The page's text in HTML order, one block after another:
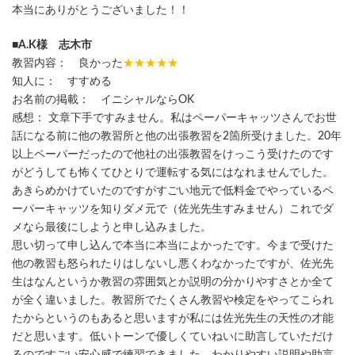
本当にありがとうございました！！
■A.K様 志木市
教習内容： 良かった ★★★★★
知人に： すすめる
お名前の掲載： イニシャルならOK
感想： 文章下手ですみません。私はペーパーキャッツさんでお世
話になる前に他の教習所と他の出張教習を2箇所受けました。20年
以上ペーパーだったので他社の出張教習をけっこう受けたのです
がどうしても怖くてひとりで運転する気にはなれませんでした。
あきらめかけていたのですがすごい地元で低料金でやっているペ
ーパーキャッツを知りダメ元で（佐光先生すみません）これでダ
メなら最後にしようと申し込みました。
思い切って申し込んで本当に本当によかったです。今まで受けた
他の教習も怒られたりはしないし悪くわなかったですが、佐光先
生はなんというか教習の雰囲気とか説明の分かりやすさとか全て
が全く違いました。教習所でたくさん教習や検定をやってこられ
たからというのもあると思いますが私には佐光先生の天性の才能
だと思います。低いトーンで優しくていねいに助言していただけ